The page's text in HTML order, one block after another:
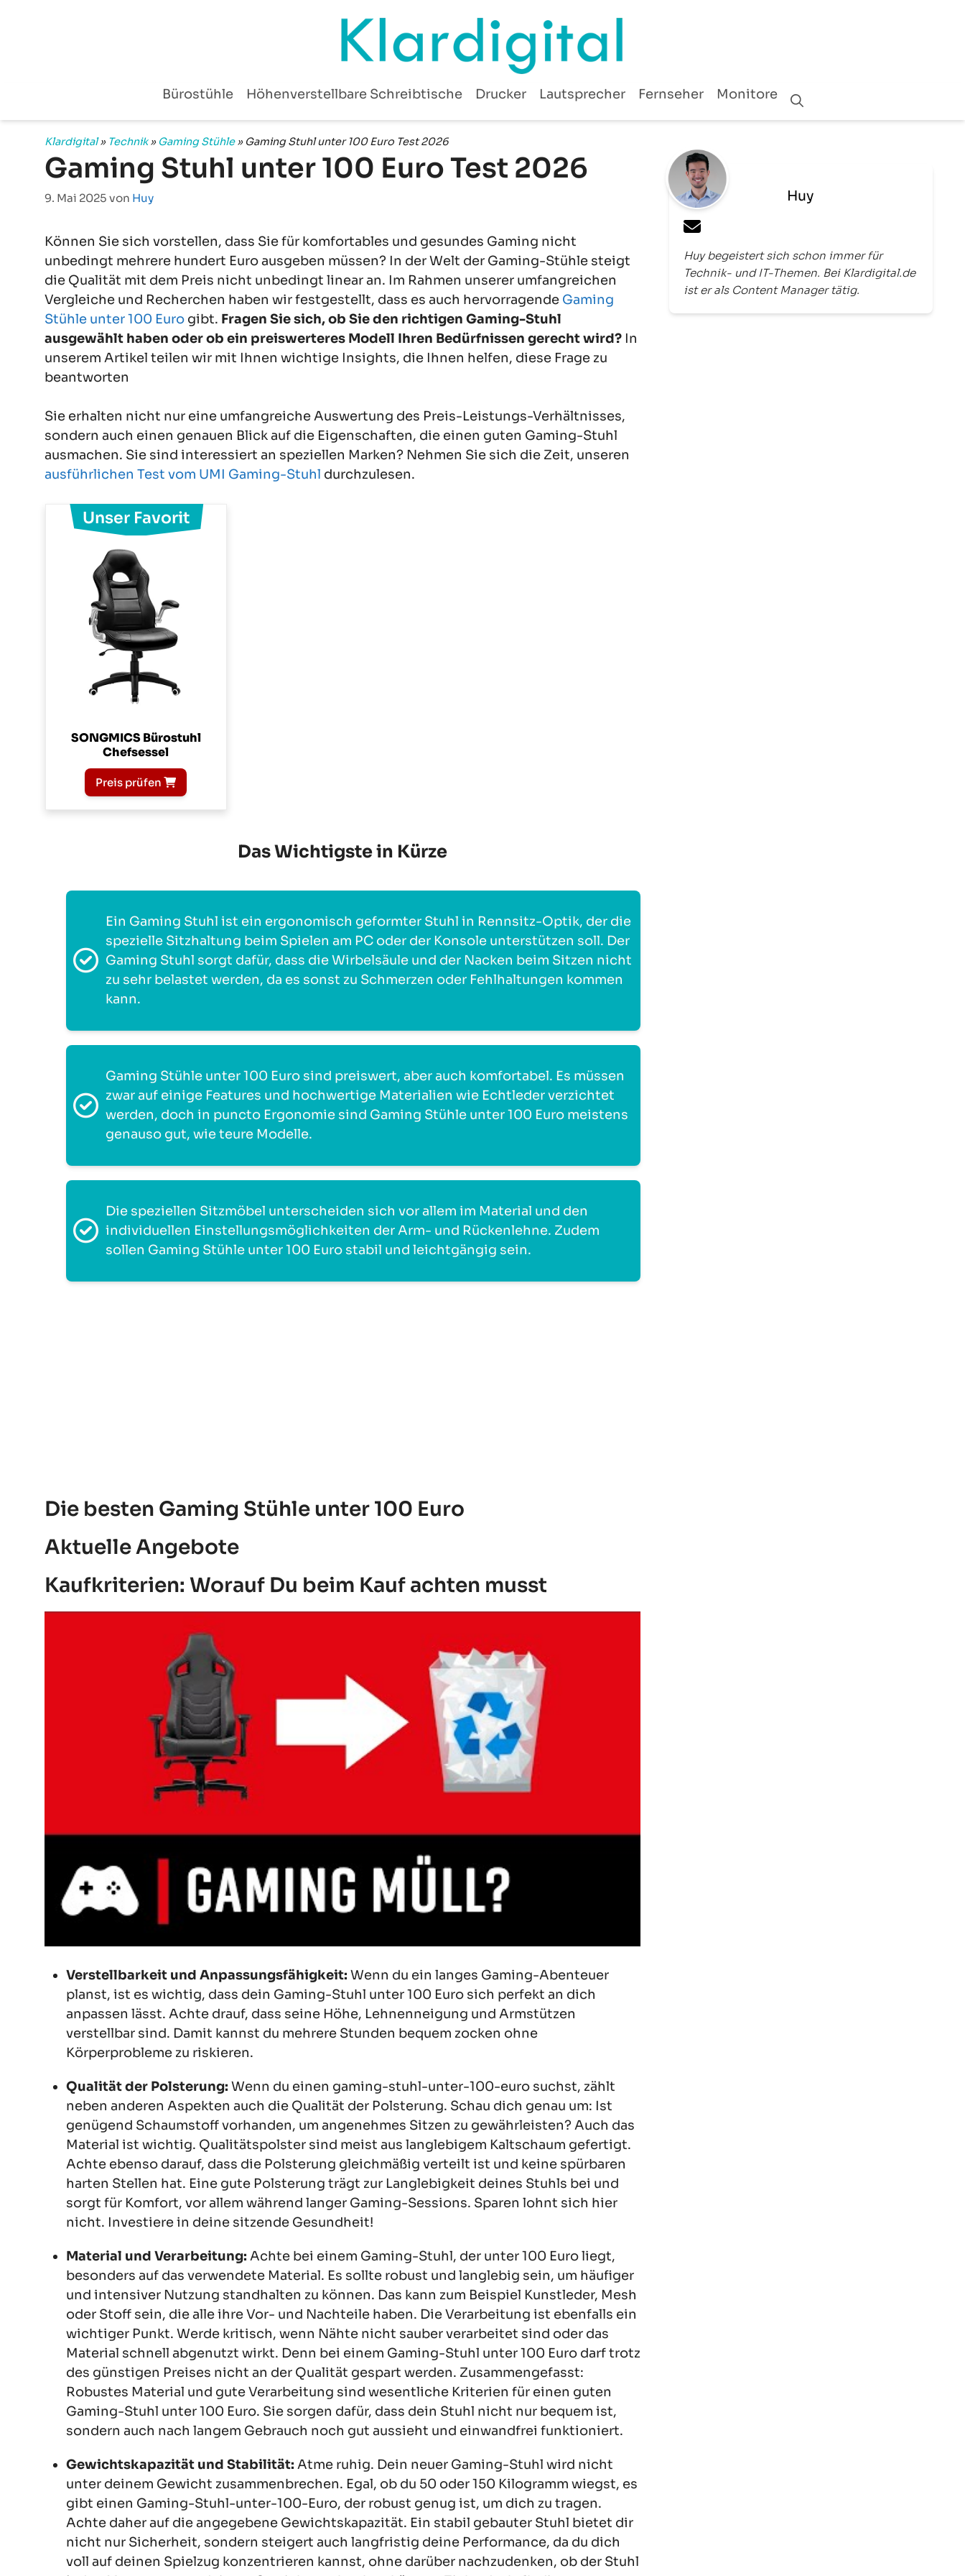
Bürostühle Höhenverstellbare Schreibtische Drucker Lautsprecher Fernseher Monitore
Klardigital» Technik» Gaming Stühle» Gaming Stuhl unter 100 Euro Test 2026
Gaming Stuhl unter 100 Euro Test 2026
9. Mai 2025 von Huy
Können Sie sich vorstellen, dass Sie für komfortables und gesundes Gaming nicht
unbedingt mehrere hundert Euro ausgeben müssen? In der Welt der Gaming-Stühle steigt
die Qualität mit dem Preis nicht unbedingt linear an. Im Rahmen unserer umfangreichen
Vergleiche und Recherchen haben wir festgestellt, dass es auch hervorragende Gaming
Stühle unter 100 Euro gibt. Fragen Sie sich, ob Sie den richtigen Gaming-Stuhl
ausgewählt haben oder ob ein preiswerteres Modell Ihren Bedürfnissen gerecht wird? In
unserem Artikel teilen wir mit Ihnen wichtige Insights, die Ihnen helfen, diese Frage zu
beantworten
Sie erhalten nicht nur eine umfangreiche Auswertung des Preis-Leistungs-Verhältnisses,
sondern auch einen genauen Blick auf die Eigenschaften, die einen guten Gaming-Stuhl
ausmachen. Sie sind interessiert an speziellen Marken? Nehmen Sie sich die Zeit, unseren
ausführlichen Test vom UMI Gaming-Stuhl durchzulesen.
SONGMICS Bürostuhl
Chefsessel
Preis prüfen
Das Wichtigste in Kürze
Ein Gaming Stuhl ist ein ergonomisch geformter Stuhl in Rennsitz-Optik, der die
spezielle Sitzhaltung beim Spielen am PC oder der Konsole unterstützen soll. Der
Gaming Stuhl sorgt dafür, dass die Wirbelsäule und der Nacken beim Sitzen nicht
zu sehr belastet werden, da es sonst zu Schmerzen oder Fehlhaltungen kommen
kann.
Gaming Stühle unter 100 Euro sind preiswert, aber auch komfortabel. Es müssen
zwar auf einige Features und hochwertige Materialien wie Echtleder verzichtet
werden, doch in puncto Ergonomie sind Gaming Stühle unter 100 Euro meistens
genauso gut, wie teure Modelle.
Die speziellen Sitzmöbel unterscheiden sich vor allem im Material und den
individuellen Einstellungsmöglichkeiten der Arm- und Rückenlehne. Zudem
sollen Gaming Stühle unter 100 Euro stabil und leichtgängig sein.
Die besten Gaming Stühle unter 100 Euro
Aktuelle Angebote
Kaufkriterien: Worauf Du beim Kauf achten musst
Verstellbarkeit und Anpassungsfähigkeit: Wenn du ein langes Gaming-Abenteuer
planst, ist es wichtig, dass dein Gaming-Stuhl unter 100 Euro sich perfekt an dich
anpassen lässt. Achte drauf, dass seine Höhe, Lehnenneigung und Armstützen
verstellbar sind. Damit kannst du mehrere Stunden bequem zocken ohne
Körperprobleme zu riskieren.
Qualität der Polsterung: Wenn du einen gaming-stuhl-unter-100-euro suchst, zählt
neben anderen Aspekten auch die Qualität der Polsterung. Schau dich genau um: Ist
genügend Schaumstoff vorhanden, um angenehmes Sitzen zu gewährleisten? Auch das
Material ist wichtig. Qualitätspolster sind meist aus langlebigem Kaltschaum gefertigt.
Achte ebenso darauf, dass die Polsterung gleichmäßig verteilt ist und keine spürbaren
harten Stellen hat. Eine gute Polsterung trägt zur Langlebigkeit deines Stuhls bei und
sorgt für Komfort, vor allem während langer Gaming-Sessions. Sparen lohnt sich hier
nicht. Investiere in deine sitzende Gesundheit!
Material und Verarbeitung: Achte bei einem Gaming-Stuhl, der unter 100 Euro liegt,
besonders auf das verwendete Material. Es sollte robust und langlebig sein, um häufiger
und intensiver Nutzung standhalten zu können. Das kann zum Beispiel Kunstleder, Mesh
oder Stoff sein, die alle ihre Vor- und Nachteile haben. Die Verarbeitung ist ebenfalls ein
wichtiger Punkt. Werde kritisch, wenn Nähte nicht sauber verarbeitet sind oder das
Material schnell abgenutzt wirkt. Denn bei einem Gaming-Stuhl unter 100 Euro darf trotz
des günstigen Preises nicht an der Qualität gespart werden. Zusammengefasst:
Robustes Material und gute Verarbeitung sind wesentliche Kriterien für einen guten
Gaming-Stuhl unter 100 Euro. Sie sorgen dafür, dass dein Stuhl nicht nur bequem ist,
sondern auch nach langem Gebrauch noch gut aussieht und einwandfrei funktioniert.
Gewichtskapazität und Stabilität: Atme ruhig. Dein neuer Gaming-Stuhl wird nicht
unter deinem Gewicht zusammenbrechen. Egal, ob du 50 oder 150 Kilogramm wiegst, es
gibt einen Gaming-Stuhl-unter-100-Euro, der robust genug ist, um dich zu tragen.
Achte daher auf die angegebene Gewichtskapazität. Ein stabil gebauter Stuhl bietet dir
nicht nur Sicherheit, sondern steigert auch langfristig deine Performance, da du dich
voll auf deinen Spielzug konzentrieren kannst, ohne darüber nachzudenken, ob der Stuhl
Huy
Huy begeistert sich schon immer für
Technik- und IT-Themen. Bei Klardigital.de
ist er als Content Manager tätig.